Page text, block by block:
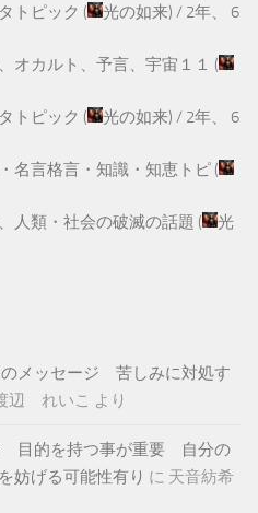
トピック ( 光の如来) / 2年、 6
オカルト、予言、宇宙１１ (
トピック ( 光の如来) / 2年、 6
名言格言・知識・知恵トピ (
人類・社会の破滅の話題 (
光
メッセージ 苦しみに対処す
辺 れいこ より
目的を持つ事が重要 自分の
妨げる可能性有り に 天音紡希